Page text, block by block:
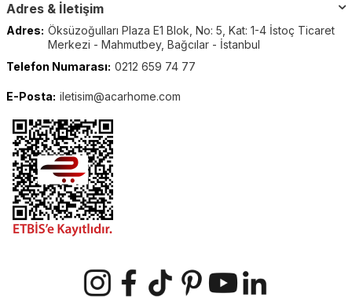
Adres & İletişim
Adres: Öksüzoğulları Plaza E1 Blok, No: 5, Kat: 1-4 İstoç Ticaret
Merkezi - Mahmutbey, Bağcılar - İstanbul
Telefon Numarası: 0212 659 74 77
E-Posta: iletisim@acarhome.com